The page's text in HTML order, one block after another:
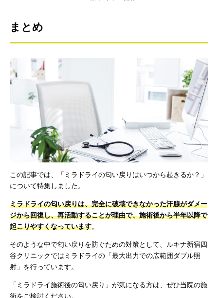
まとめ
この記事では、「ミラドライの匂い戻りはいつから起きるか？」
について特集しました。
ミラドライの匂い戻りは、完全に破壊できなかった汗腺がダメー
ジから回復し、再活動することが理由で、施術後から半年以降で
起こりやすくなっています。
そのような中で匂い戻りを防ぐための対策として、ルキナ新宿四
谷クリニックではミラドライの「最大出力での広範囲ダブル照
射」を行っています。
「ミラドライ施術後の匂い戻り」が気になる方は、ぜひ当院の施
術をご検討ください。